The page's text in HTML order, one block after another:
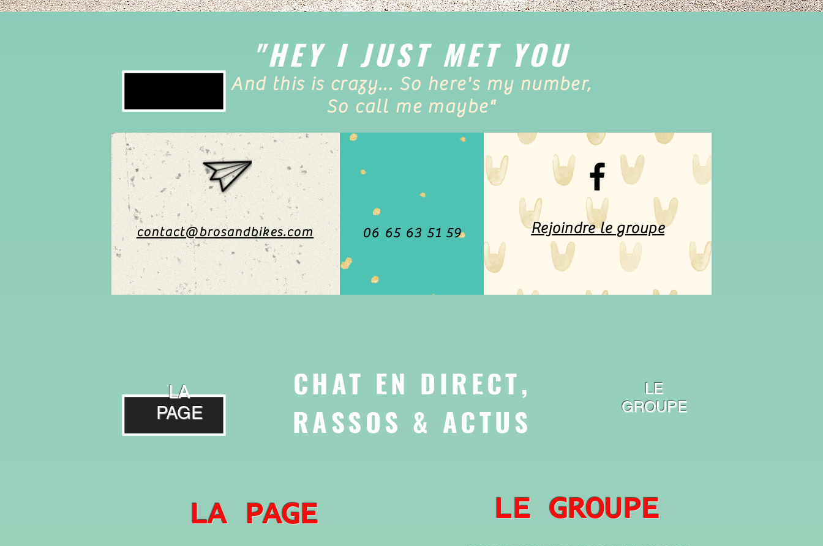
"HEY I JUST MET YOU
And this is crazy... So here's my number,
So call me maybe"
contact@brosandbikes.com 06 65 63 51 59 Rejoindre le groupe
CHAT EN DIRECT,
RASSOS & ACTUS
LA
PAGE
LE
GROUPE
LA PAGE LE GROUPE